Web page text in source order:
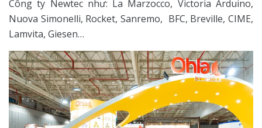
Công ty Newtec như: La Marzocco, Victoria Arduino,
Nuova Simonelli, Rocket, Sanremo, BFC, Breville, CIME,
Lamvita, Giesen…